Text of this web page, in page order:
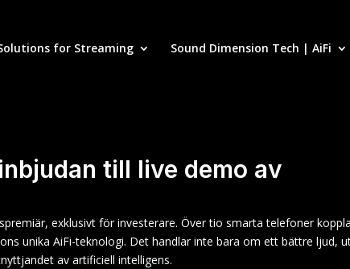
for Streaming Sound Dimension Tech | AiFi
till live demo av
exklusivt för investerare. Över tio smarta telefoner
unika AiFi-teknologi. Det handlar inte bara om ett bättre ljud,
av artificiell intelligens.